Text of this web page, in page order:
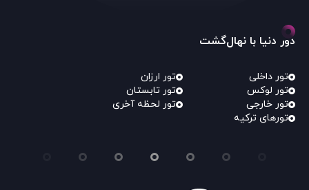
دور دنیا با نهال‌گشت
تور داخلی
تور ارزان
تور لوکس
تور تابستان
تور خارجی
تور لحظه آخری
تورهای ترکیه